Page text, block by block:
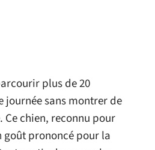
plus de 20
journée sans montrer de
Ce chien, reconnu pour
goût prononcé pour la